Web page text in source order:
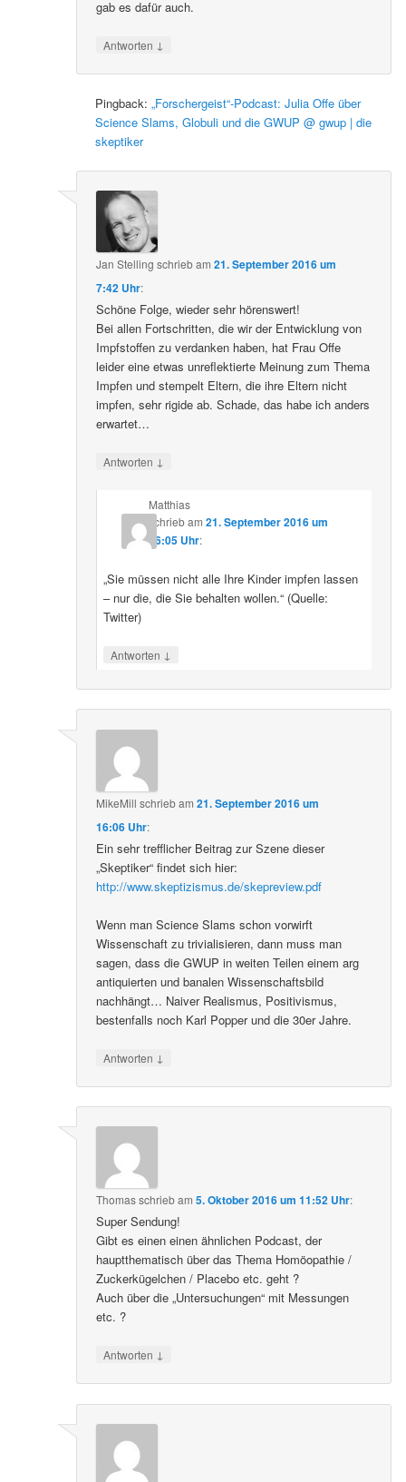
gab es dafür auch.
Antworten ↓
Pingback:„Forschergeist“-Podcast: Julia Offe über
Science Slams, Globuli und die GWUP @ gwup | die
skeptiker
Jan Stelling schriebam21. September 2016 um
7:42 Uhr:
Schöne Folge, wieder sehr hörenswert!
Bei allen Fortschritten, die wir der Entwicklung von
Impfstoffen zu verdanken haben, hat Frau Offe
leider eine etwas unreflektierte Meinung zum Thema
Impfen und stempelt Eltern, die ihre Eltern nicht
impfen, sehr rigide ab. Schade, das habe ich anders
erwartet…
Antworten ↓
Matthias
schriebam 21. September 2016 um
16:05 Uhr:
„Sie müssen nicht alle Ihre Kinder impfen lassen
– nur die, die Sie behalten wollen.“ (Quelle:
Twitter)
Antworten ↓
MikeMill schriebam21. September 2016 um
16:06 Uhr:
Ein sehr trefflicher Beitrag zur Szene dieser
„Skeptiker“ findet sich hier:
http://www.skeptizismus.de/skepreview.pdf
Wenn man Science Slams schon vorwirft
Wissenschaft zu trivialisieren, dann muss man
sagen, dass die GWUP in weiten Teilen einem arg
antiquierten und banalen Wissenschaftsbild
nachhängt… Naiver Realismus, Positivismus,
bestenfalls noch Karl Popper und die 30er Jahre.
Antworten ↓
Thomasschriebam5. Oktober 2016 um 11:52 Uhr:
Super Sendung!
Gibt es einen einen ähnlichen Podcast, der
hauptthematisch über das Thema Homöopathie /
Zuckerkügelchen / Placebo etc. geht ?
Auch über die „Untersuchungen“ mit Messungen
etc. ?
Antworten ↓